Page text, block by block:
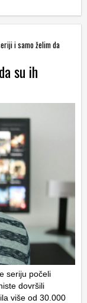
i samo želim da
su ih
seriju počeli
dovršili
više od 30.000